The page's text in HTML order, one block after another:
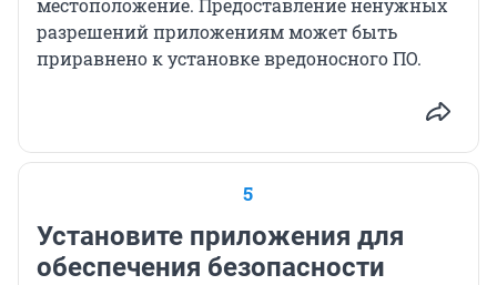
местоположение. Предоставление ненужных
разрешений приложениям может быть
приравнено к установке вредоносного ПО.
5
Установите приложения для
обеспечения безопасности